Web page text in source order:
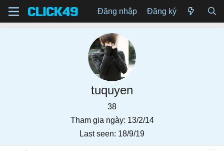
Đăng nhập Đăng ký
tuquyen
38
Tham gia ngày 13/2/14
Last seen 18/9/19